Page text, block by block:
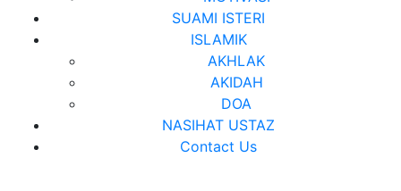
SUAMI ISTERI
ISLAMIK
AKHLAK
AKIDAH
DOA
NASIHAT USTAZ
Contact Us